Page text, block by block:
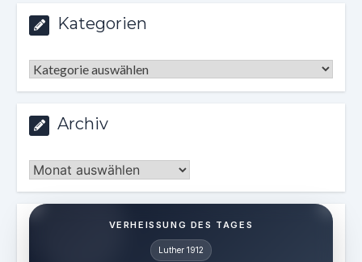
Kategorien
Kategorien
Archiv
Archiv
VERHEISSUNG DES TAGES
Luther 1912